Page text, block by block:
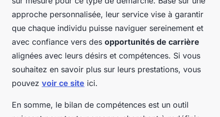
approche personnalisée, leur service vise à garantir
que chaque individu puisse naviguer sereinement et
avec confiance vers des opportunités de carrière
alignées avec leurs désirs et compétences. Si vous
souhaitez en savoir plus sur leurs prestations, vous
pouvez voir ce site ici.
En somme, le bilan de compétences est un outil